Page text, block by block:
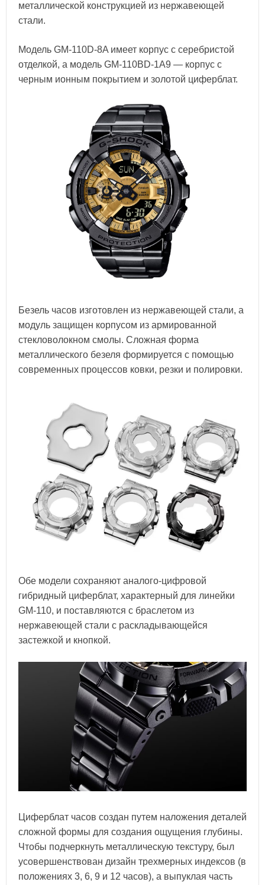
металлической конструкцией из нержавеющей
стали.
Модель GM-110D-8A имеет корпус с серебристой
отделкой, а модель GM-110BD-1A9 — корпус с
черным ионным покрытием и золотой циферблат.
Безель часов изготовлен из нержавеющей стали, а
модуль защищен корпусом из армированной
стекловолокном смолы. Сложная форма
металлического безеля формируется с помощью
современных процессов ковки, резки и полировки.
Обе модели сохраняют аналого-цифровой
гибридный циферблат, характерный для линейки
GM-110, и поставляются с браслетом из
нержавеющей стали с раскладывающейся
застежкой и кнопкой.
Циферблат часов создан путем наложения деталей
сложной формы для создания ощущения глубины.
Чтобы подчеркнуть металлическую текстуру, был
усовершенствован дизайн трехмерных индексов (в
положениях 3, 6, 9 и 12 часов), а выпуклая часть